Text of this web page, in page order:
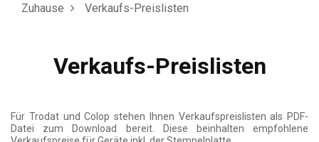
Zuhause Verkaufs-Preislisten
Verkaufs-Preislisten
Für Trodat und Colop stehen Ihnen Verkaufspreislisten als PDF-
Datei zum Download bereit. Diese beinhalten empfohlene